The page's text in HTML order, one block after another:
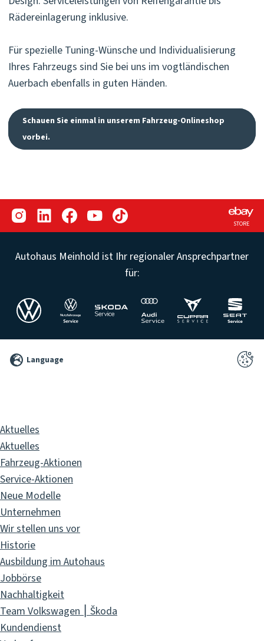
Rädereinlagerung inklusive.
Für spezielle Tuning-Wünsche und Individualisierung
Ihres Fahrzeugs sind Sie bei uns im vogtländischen
Auerbach ebenfalls in guten Händen.
Schauen Sie einmal in unserem Fahrzeug-Onlineshop
vorbei.
STORE
Autohaus Meinhold ist Ihr regionaler Ansprechpartner
für:
2026 Language
Aktuelles
Aktuelles
Fahrzeug-Aktionen
Service-Aktionen
Neue Modelle
Unternehmen
Wir stellen uns vor
Historie
Ausbildung im Autohaus
Jobbörse
Nachhaltigkeit
Team Volkswagen ⎮ Škoda
Kundendienst